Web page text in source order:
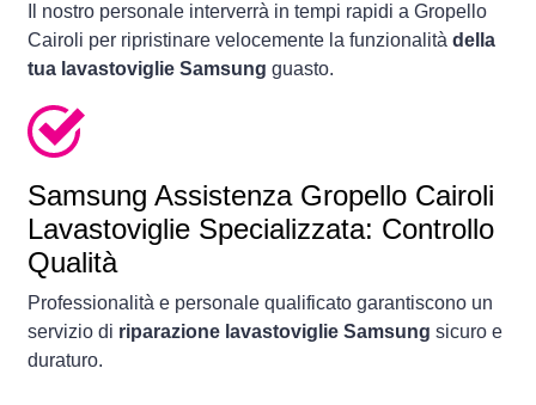
Il nostro personale interverrà in tempi rapidi a Gropello
Cairoli per ripristinare velocemente la funzionalità della
tua lavastoviglie Samsung guasto.
Samsung Assistenza Gropello Cairoli
Lavastoviglie Specializzata: Controllo
Qualità
Professionalità e personale qualificato garantiscono un
servizio di riparazione lavastoviglie Samsung sicuro e
duraturo.